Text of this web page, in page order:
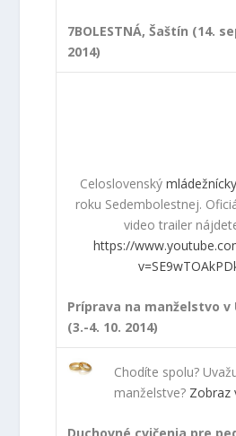
7BOLESTNÁ, Šaštín (14.
2014)
Celoslovenský
roku Sedembolestnej.
video trailer
https://
Príprava na manželstvo v
(3.-4. 10. 2014)
Chodíte spolu?
manželstve? Zobraz
Duchovné cvičenia pre